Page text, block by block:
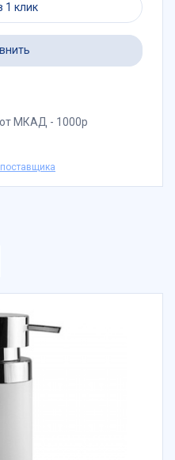
1 клик
МКАД - 1000р